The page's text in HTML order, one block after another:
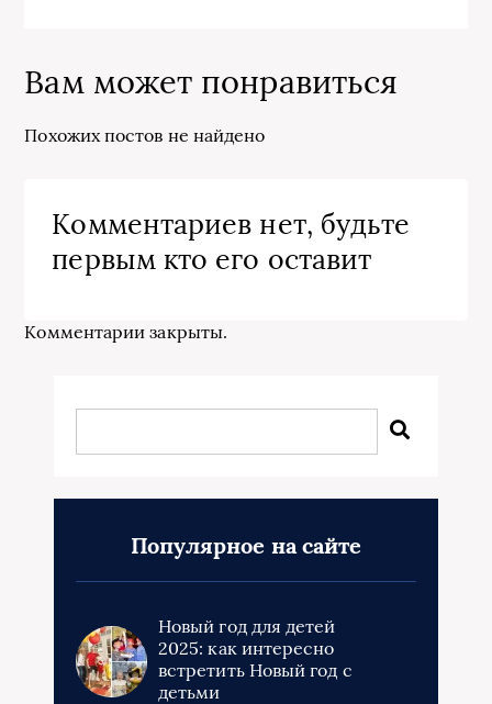
Вам может понравиться
Похожих постов не найдено
Комментариев нет, будьте
первым кто его оставит
Комментарии закрыты.
Популярное на сайте
Новый год для детей
2025: как интересно
встретить Новый год с
детьми